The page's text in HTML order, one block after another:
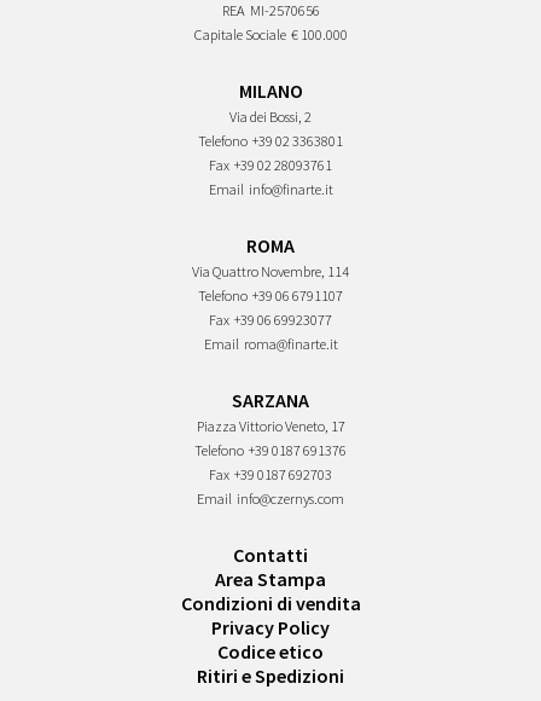
REA MI-2570656
Capitale Sociale € 100.000
MILANO
Via dei Bossi, 2
Telefono +39 02 3363801
Fax +39 02 28093761
Email info@finarte.it
ROMA
Via Quattro Novembre, 114
Telefono +39 06 6791107
Fax +39 06 69923077
Email roma@finarte.it
SARZANA
Piazza Vittorio Veneto, 17
Telefono +39 0187 691376
Fax +39 0187 692703
Email info@czernys.com
Contatti
Area Stampa
Condizioni di vendita
Privacy Policy
Codice etico
Ritiri e Spedizioni